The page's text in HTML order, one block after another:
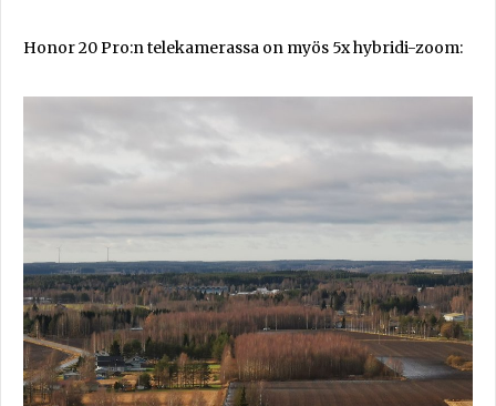
Honor 20 Pro:n telekamerassa on myös 5x hybridi-zoom: